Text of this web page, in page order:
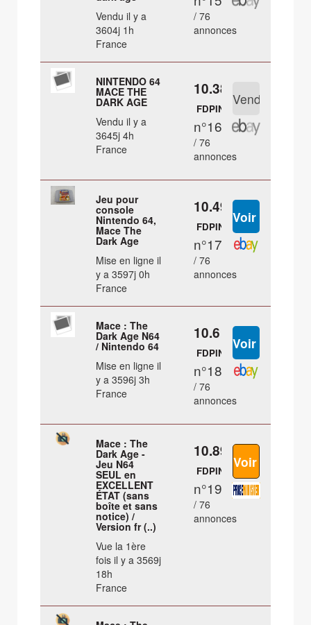
Vendu il y a
3604j 1h
France
/ 76
annonces
NINTENDO 64
MACE THE
DARK AGE
Vendu il y a
3645j 4h
France
10.38 €
FDPIN
n°16
/ 76
annonces
Jeu pour
console
Nintendo 64,
Mace The
Dark Age
Mise en ligne il
y a 3597j 0h
France
10.49 €
FDPIN
n°17
/ 76
annonces
Mace : The
Dark Age N64
/ Nintendo 64
Mise en ligne il
y a 3596j 3h
France
10.6 €
FDPIN
n°18
/ 76
annonces
Mace : The
Dark Age -
Jeu N64
SEUL en
EXCELLENT
ÉTAT (sans
boîte et sans
notice) /
Version fr (..)
Vue la 1ère
fois il y a 3569j
18h
France
10.89 €
FDPIN
n°19
/ 76
annonces